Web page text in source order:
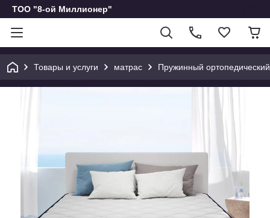
ТОО "8-ой Миллионер"
Товары и услуги матрас Пружинный